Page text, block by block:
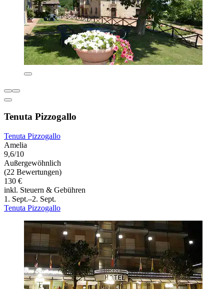
Tenuta Pizzogallo
Tenuta Pizzogallo
Amelia
9,6/10
Außergewöhnlich
(22 Bewertungen)
130 €
inkl. Steuern & Gebühren
1. Sept.–2. Sept.
Tenuta Pizzogallo